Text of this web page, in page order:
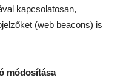
kapcsolatosan,
(web beacons) is
módosítása